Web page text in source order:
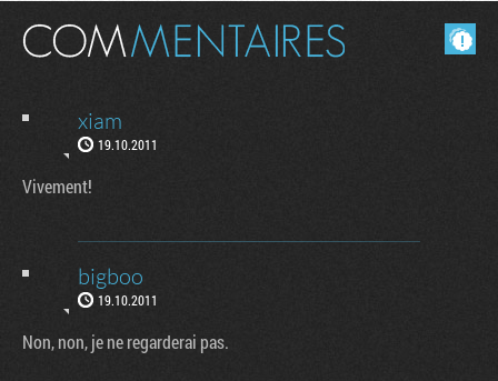
Masquer les commentaires lus.
xiam
19.10.2011
Vivement!
bigboo
19.10.2011
Non, non, je ne regarderai pas.